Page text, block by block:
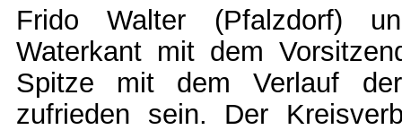
Frido Walter (Pfalzdorf)
Waterkant mit dem
Spitze mit dem Verlauf
zufrieden sein. Der